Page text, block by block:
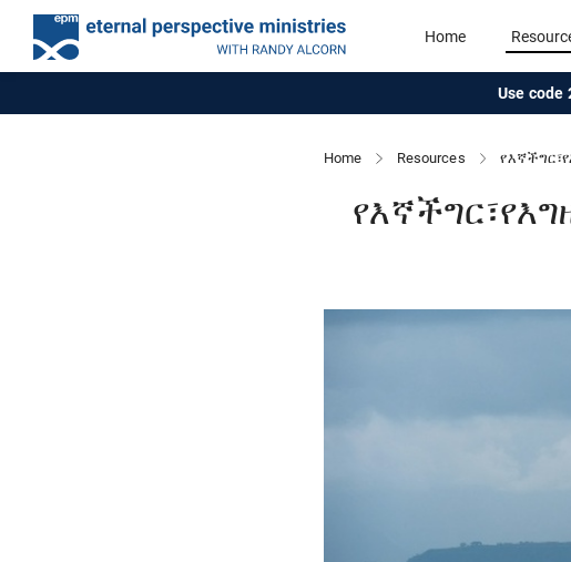
Home
Use code
Home Resources